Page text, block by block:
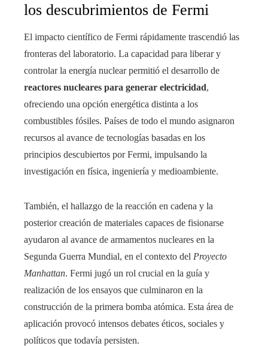
los descubrimientos de Fermi
El impacto científico de Fermi rápidamente trascendió las
fronteras del laboratorio. La capacidad para liberar y
controlar la energía nuclear permitió el desarrollo de
reactores nucleares para generar electricidad,
ofreciendo una opción energética distinta a los
combustibles fósiles. Países de todo el mundo asignaron
recursos al avance de tecnologías basadas en los
principios descubiertos por Fermi, impulsando la
investigación en física, ingeniería y medioambiente.
También, el hallazgo de la reacción en cadena y la
posterior creación de materiales capaces de fisionarse
ayudaron al avance de armamentos nucleares en la
Segunda Guerra Mundial, en el contexto del Proyecto
Manhattan. Fermi jugó un rol crucial en la guía y
realización de los ensayos que culminaron en la
construcción de la primera bomba atómica. Esta área de
aplicación provocó intensos debates éticos, sociales y
políticos que todavía persisten.